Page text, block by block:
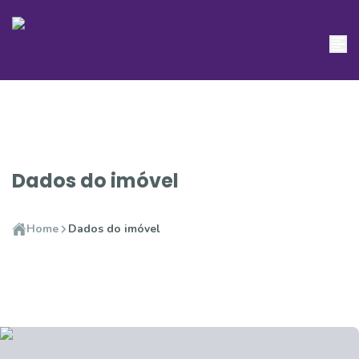
Dados do imóvel
Home Dados do imóvel